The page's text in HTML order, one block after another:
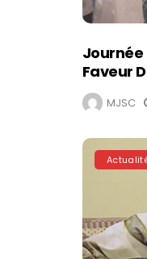
Journée
Faveur
MJSC